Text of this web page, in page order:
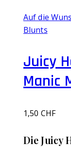
Auf die
Blunts
Juicy
Manic
1,50 CHF
Die Juicy